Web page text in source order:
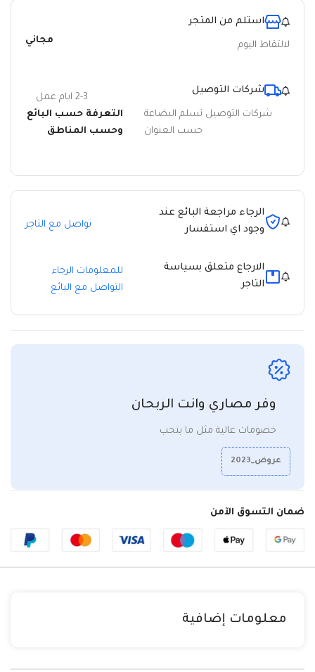
استلم من المتجر
لالتقاط اليوم مجاني
شركات التوصيل
شركات التوصيل تسلم البضاعة
حسب العنوان
2-3 ايام عمل
التعرفة حسب البائع
وحسب المناطق
الرجاء مراجعة البائع عند
وجود اي استفسار
تواصل مع التاجر
الارجاع متعلق بسياسة
التاجر
للمعلومات الرجاء
التواصل مع البائع
وفر مصاري وانت الربحان
خصومات عالية مثل ما بتحب
عروض_2023
ضمان التسوق الآمن
معلومات إضافية